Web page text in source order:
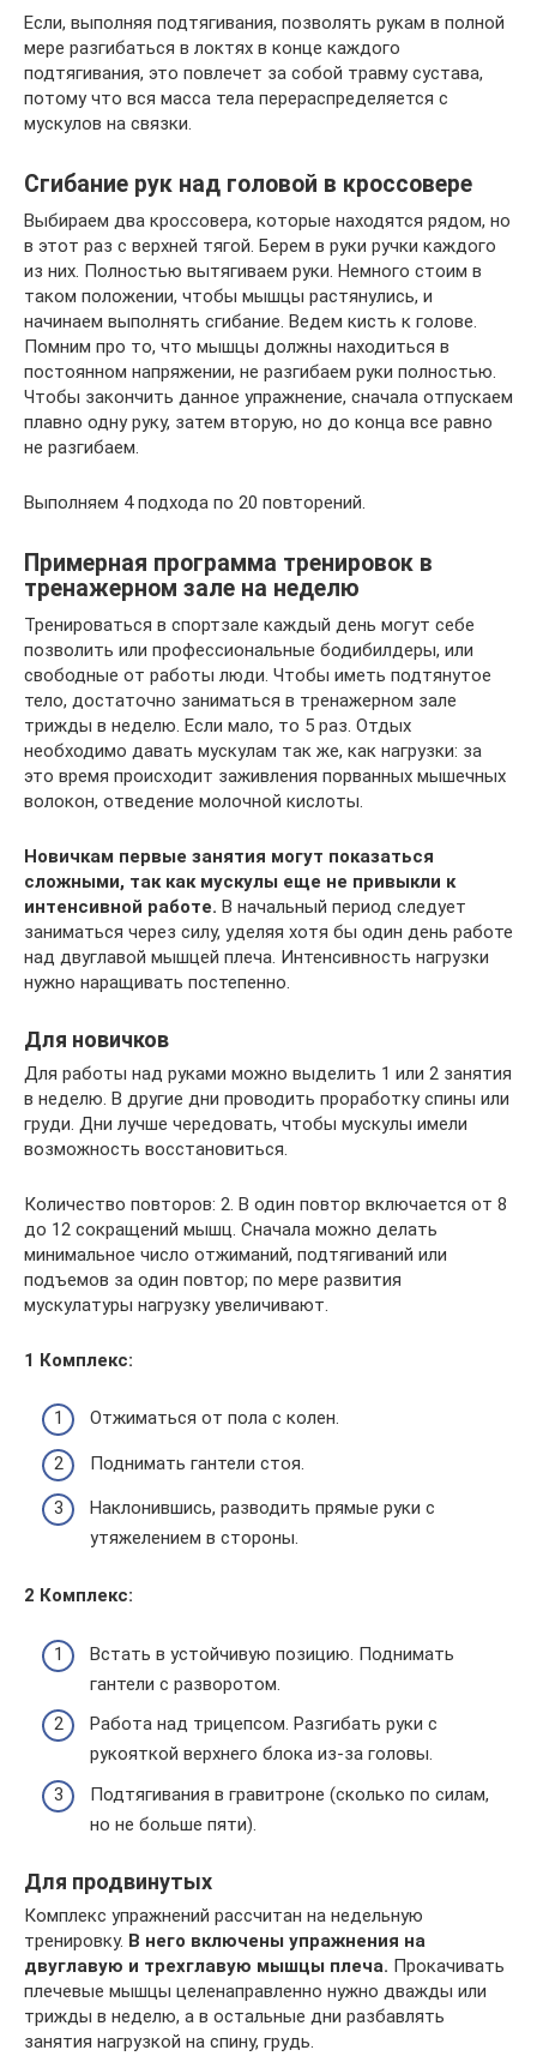
Если, выполняя подтягивания, позволять рукам в полной
мере разгибаться в локтях в конце каждого
подтягивания, это повлечет за собой травму сустава,
потому что вся масса тела перераспределяется с
мускулов на связки.
Сгибание рук над головой в кроссовере
Выбираем два кроссовера, которые находятся рядом, но
в этот раз с верхней тягой. Берем в руки ручки каждого
из них. Полностью вытягиваем руки. Немного стоим в
таком положении, чтобы мышцы растянулись, и
начинаем выполнять сгибание. Ведем кисть к голове.
Помним про то, что мышцы должны находиться в
постоянном напряжении, не разгибаем руки полностью.
Чтобы закончить данное упражнение, сначала отпускаем
плавно одну руку, затем вторую, но до конца все равно
не разгибаем.
Выполняем 4 подхода по 20 повторений.
Примерная программа тренировок в
тренажерном зале на неделю
Тренироваться в спортзале каждый день могут себе
позволить или профессиональные бодибилдеры, или
свободные от работы люди. Чтобы иметь подтянутое
тело, достаточно заниматься в тренажерном зале
трижды в неделю. Если мало, то 5 раз. Отдых
необходимо давать мускулам так же, как нагрузки: за
это время происходит заживления порванных мышечных
волокон, отведение молочной кислоты.
Новичкам первые занятия могут показаться
сложными, так как мускулы еще не привыкли к
интенсивной работе. В начальный период следует
заниматься через силу, уделяя хотя бы один день работе
над двуглавой мышцей плеча. Интенсивность нагрузки
нужно наращивать постепенно.
Для новичков
Для работы над руками можно выделить 1 или 2 занятия
в неделю. В другие дни проводить проработку спины или
груди. Дни лучше чередовать, чтобы мускулы имели
возможность восстановиться.
Количество повторов: 2. В один повтор включается от 8
до 12 сокращений мышц. Сначала можно делать
минимальное число отжиманий, подтягиваний или
подъемов за один повтор; по мере развития
мускулатуры нагрузку увеличивают.
1 Комплекс:
Отжиматься от пола с колен.
Поднимать гантели стоя.
Наклонившись, разводить прямые руки с
утяжелением в стороны.
2 Комплекс:
Встать в устойчивую позицию. Поднимать
гантели с разворотом.
Работа над трицепсом. Разгибать руки с
рукояткой верхнего блока из-за головы.
Подтягивания в гравитроне (сколько по силам,
но не больше пяти).
Для продвинутых
Комплекс упражнений рассчитан на недельную
тренировку. В него включены упражнения на
двуглавую и трехглавую мышцы плеча. Прокачивать
плечевые мышцы целенаправленно нужно дважды или
трижды в неделю, а в остальные дни разбавлять
занятия нагрузкой на спину, грудь.